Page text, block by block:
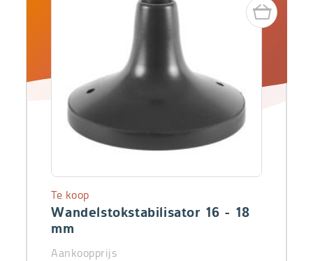
Wandelstokstabilisator 16 - 18
mm
Te koop
Aankoopprijs